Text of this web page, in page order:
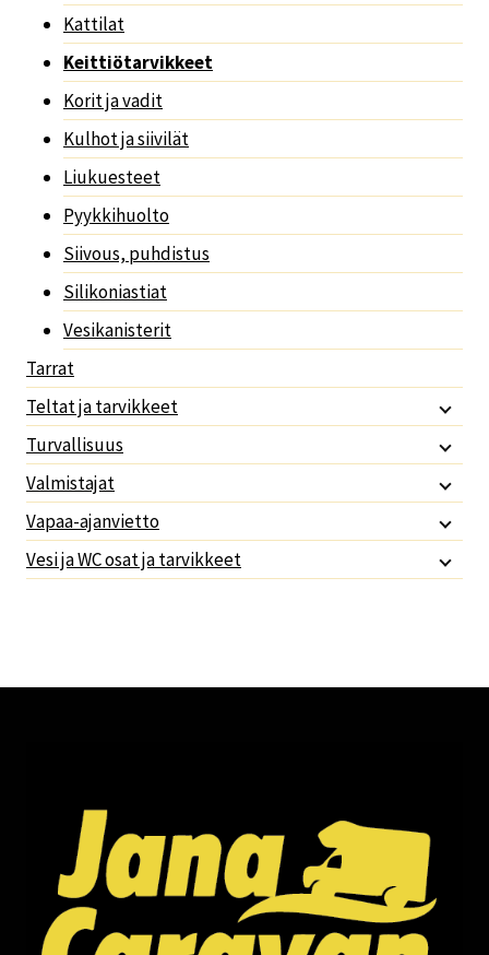
Kattilat
Keittiötarvikkeet
Korit ja vadit
Kulhot ja siivilät
Liukuesteet
Pyykkihuolto
Siivous, puhdistus
Silikoniastiat
Vesikanisterit
Tarrat
Teltat ja tarvikkeet
Turvallisuus
Valmistajat
Vapaa-ajanvietto
Vesi ja WC osat ja tarvikkeet